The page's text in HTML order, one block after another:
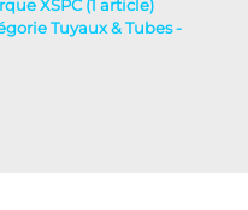
XSPC (1 article)
Tuyaux & Tubes -